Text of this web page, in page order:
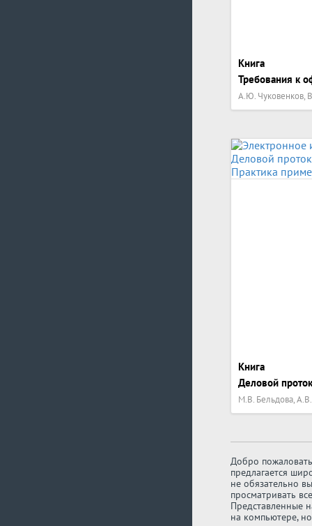
Книга
Требования к
А.Ю. Чуковенков,
Книга
Деловой
М.В. Бельдова,
Добро
предлагается
не обязательно
просматривать
Представленные
на компьютере,